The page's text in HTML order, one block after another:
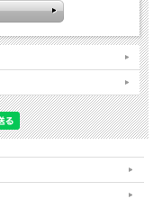
たのですが、ファンはクラ
しまい、「気力、体力が持
います。この2013年当時の
周年記念ということで気合も
です。このツアーには、
ーダンのリズムセクション
メンバー、そしてこのツアー
ビュー50周年記念ステージの
ツアーの決定版映像と言え
記念ツアー。節目となり、
14日～4月6日：アメリカ